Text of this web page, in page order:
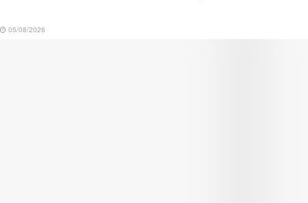
05/08/2026